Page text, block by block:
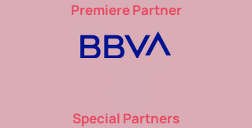
Premiere Partner
Special Partners